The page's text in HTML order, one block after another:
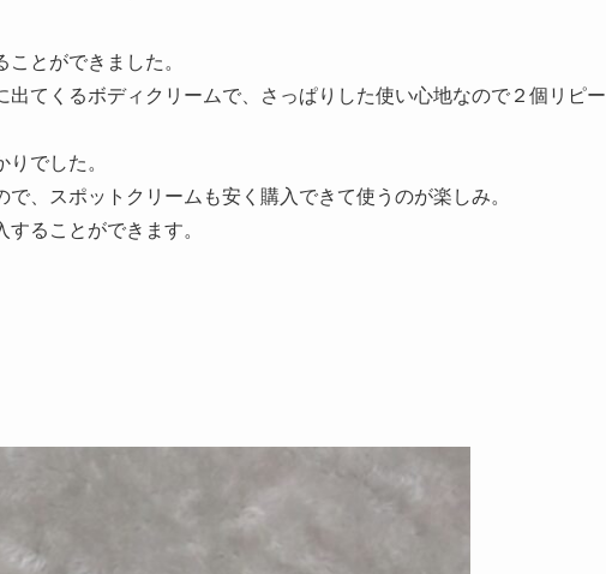
とができました。
てくるボディクリームで、さっぱりした使い心地なので２個リピー
でした。
、スポットクリームも安く購入できて使うのが楽しみ。
ることができます。